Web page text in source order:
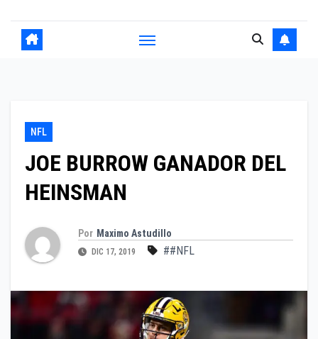
NFL
JOE BURROW GANADOR DEL
HEINSMAN
Por Maximo Astudillo
DIC 17, 2019 ##NFL